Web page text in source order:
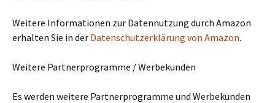
Weitere Informationen zur Datennutzung durch Amazon
erhalten Sie in der Datenschutzerklärung von Amazon.
Weitere Partnerprogramme / Werbekunden
Es werden weitere Partnerprogramme und Werbekunden